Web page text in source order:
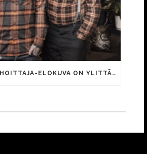
MIELENSÄPAHOITTAJA-ELOKUVA ON YLITTÄNYT 500 000 KATSOJAN RAJAPYYKIN